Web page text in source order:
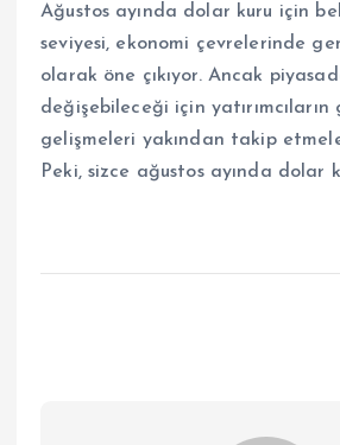
Ağustos ayında dolar kuru için
seviyesi, ekonomi çevrelerinde
olarak öne çıkıyor. Ancak
değişebileceği için yatırımcıların
gelişmeleri yakından takip
Peki, sizce ağustos ayında dolar